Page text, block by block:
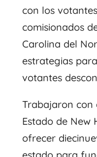
con los
comisionados
Carolina del
estrategias
votantes
Trabajaron con
Estado de New
ofrecer